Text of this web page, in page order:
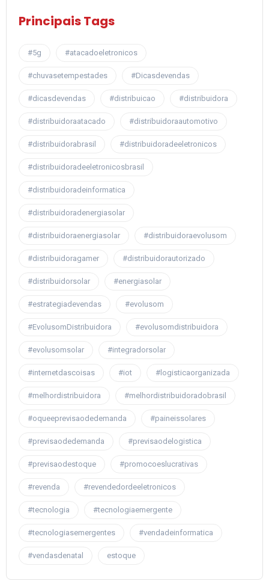
Principais Tags
#5g #atacadoeletronicos
#chuvasetempestades #Dicasdevendas
#dicasdevendas #distribuicao #distribuidora
#distribuidoraatacado #distribuidoraautomotivo
#distribuidorabrasil #distribuidoradeeletronicos
#distribuidoradeeletronicosbrasil
#distribuidoradeinformatica
#distribuidoradenergiasolar
#distribuidoraenergiasolar #distribuidoraevolusom
#distribuidoragamer #distribuidorautorizado
#distribuidorsolar #energiasolar
#estrategiadevendas #evolusom
#EvolusomDistribuidora #evolusomdistribuidora
#evolusomsolar #integradorsolar
#internetdascoisas #iot #logisticaorganizada
#melhordistribuidora #melhordistribuidoradobrasil
#oqueeprevisaodedemanda #paineissolares
#previsaodedemanda #previsaodelogistica
#previsaodestoque #promocoeslucrativas
#revenda #revendedordeeletronicos
#tecnologia #tecnologiaemergente
#tecnologiasemergentes #vendadeinformatica
#vendasdenatal estoque